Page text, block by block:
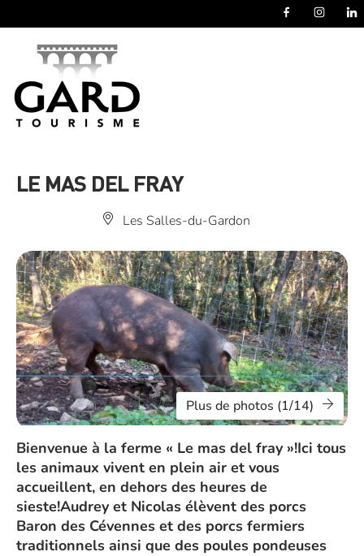
LE MAS DEL FRAY
Les Salles-du-Gardon
Plus de photos (1/14)
Bienvenue à la ferme « Le mas del fray »!Ici tous
les animaux vivent en plein air et vous
accueillent, en dehors des heures de
sieste!Audrey et Nicolas élèvent des porcs
Baron des Cévennes et des porcs fermiers
traditionnels ainsi que des poules pondeuses